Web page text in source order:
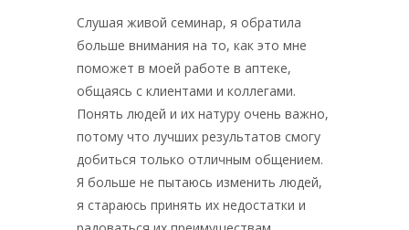
Слушая живой семинар, я обратила
больше внимания на то, как это мне
поможет в моей работе в аптеке,
общаясь с клиентами и коллегами.
Понять людей и их натуру очень важно,
потому что лучших результатов смогу
добиться только отличным общением.
Я больше не пытаюсь изменить людей,
я стараюсь принять их недостатки и